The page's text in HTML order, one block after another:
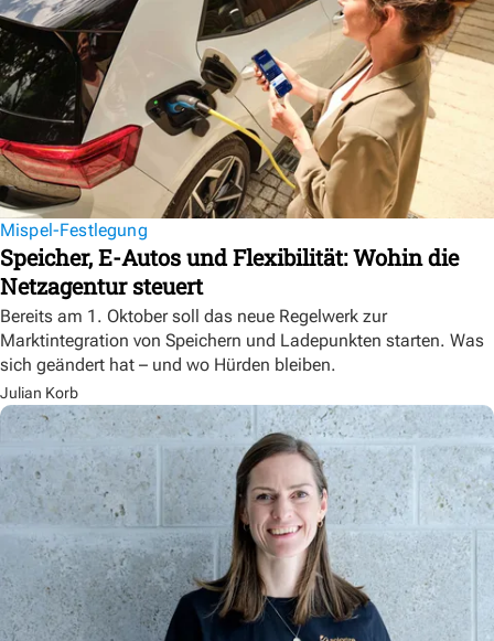
Mispel-Festlegung
Speicher, E-Autos und Flexibilität: Wohin die
Netzagentur steuert
Bereits am 1. Oktober soll das neue Regelwerk zur
Marktintegration von Speichern und Ladepunkten starten. Was
sich geändert hat – und wo Hürden bleiben.
Julian Korb